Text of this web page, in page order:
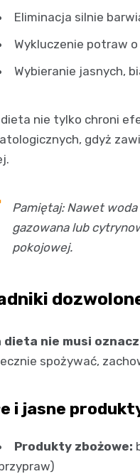
Eliminacja silnie
Wykluczenie potraw
Wybieranie jasnych,
dieta nie tylko chroni
gdyż
Pamiętaj: Nawet
gazowana lub
pokojowej.
dieta nie musi
spożywać,
i jasne
Produkty zbożowe: